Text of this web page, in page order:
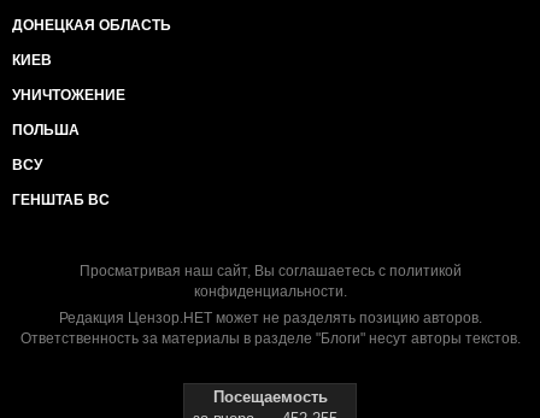
ДОНЕЦКАЯ ОБЛАСТЬ
КИЕВ
УНИЧТОЖЕНИЕ
ПОЛЬША
ВСУ
ГЕНШТАБ ВС
Просматривая наш сайт, Вы соглашаетесь с политикой
конфиденциальности.
Редакция Цензор.НЕТ может не разделять позицию авторов.
Ответственность за материалы в разделе "Блоги" несут авторы текстов.
Посещаемость